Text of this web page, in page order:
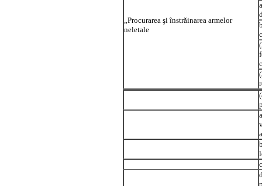
„Procurarea şi înstrăinarea armelor
neletale